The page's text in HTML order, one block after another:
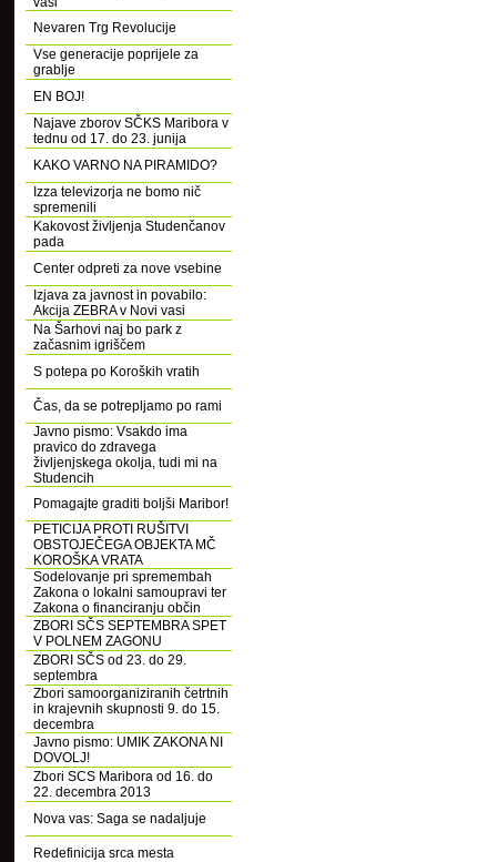
Nevaren Trg Revolucije
Vse generacije poprijele za
grablje
EN BOJ!
Najave zborov SČKS Maribora v
tednu od 17. do 23. junija
KAKO VARNO NA PIRAMIDO?
Izza televizorja ne bomo nič
spremenili
Kakovost življenja Studenčanov
pada
Center odpreti za nove vsebine
Izjava za javnost in povabilo:
Akcija ZEBRA v Novi vasi
Na Šarhovi naj bo park z
začasnim igriščem
S potepa po Koroških vratih
Čas, da se potrepljamo po rami
Javno pismo: Vsakdo ima
pravico do zdravega
življenjskega okolja, tudi mi na
Studencih
Pomagajte graditi boljši Maribor!
PETICIJA PROTI RUŠITVI
OBSTOJEČEGA OBJEKTA MČ
KOROŠKA VRATA
Sodelovanje pri spremembah
Zakona o lokalni samoupravi ter
Zakona o financiranju občin
ZBORI SČS SEPTEMBRA SPET
V POLNEM ZAGONU
ZBORI SČS od 23. do 29.
septembra
Zbori samoorganiziranih četrtnih
in krajevnih skupnosti 9. do 15.
decembra
Javno pismo: UMIK ZAKONA NI
DOVOLJ!
Zbori SCS Maribora od 16. do
22. decembra 2013
Nova vas: Saga se nadaljuje
Redefinicija srca mesta